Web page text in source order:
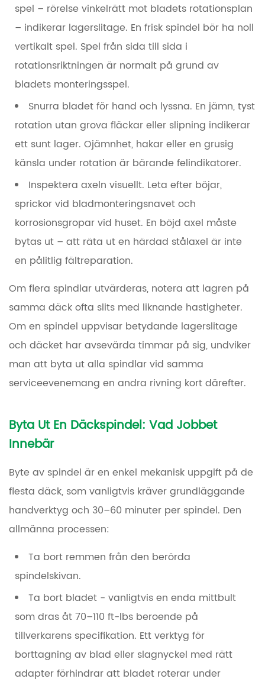
spel – rörelse vinkelrätt mot bladets rotationsplan
– indikerar lagerslitage. En frisk spindel bör ha noll
vertikalt spel. Spel från sida till sida i
rotationsriktningen är normalt på grund av
bladets monteringsspel.
Snurra bladet för hand och lyssna. En jämn, tyst
rotation utan grova fläckar eller slipning indikerar
ett sunt lager. Ojämnhet, hakar eller en grusig
känsla under rotation är bärande felindikatorer.
Inspektera axeln visuellt. Leta efter böjar,
sprickor vid bladmonteringsnavet och
korrosionsgropar vid huset. En böjd axel måste
bytas ut – att räta ut en härdad stålaxel är inte
en pålitlig fältreparation.
Om flera spindlar utvärderas, notera att lagren på
samma däck ofta slits med liknande hastigheter.
Om en spindel uppvisar betydande lagerslitage
och däcket har avsevärda timmar på sig, undviker
man att byta ut alla spindlar vid samma
serviceevenemang en andra rivning kort därefter.
Byta Ut En Däckspindel: Vad Jobbet
Innebär
Byte av spindel är en enkel mekanisk uppgift på de
flesta däck, som vanligtvis kräver grundläggande
handverktyg och 30–60 minuter per spindel. Den
allmänna processen:
Ta bort remmen från den berörda
spindelskivan.
Ta bort bladet - vanligtvis en enda mittbult
som dras åt70–110 ft-lbs beroende på
tillverkarens specifikation. Ett verktyg för
borttagning av blad eller slagnyckel med rätt
adapter förhindrar att bladet roterar under